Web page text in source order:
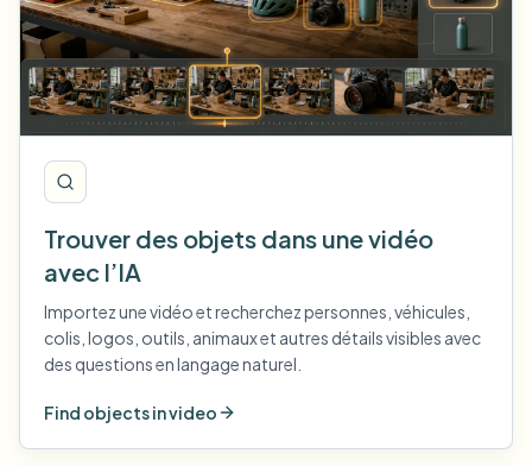
Trouver des objets dans une vidéo
avec l’IA
Importez une vidéo et recherchez personnes, véhicules,
colis, logos, outils, animaux et autres détails visibles avec
des questions en langage naturel.
Find objects in video